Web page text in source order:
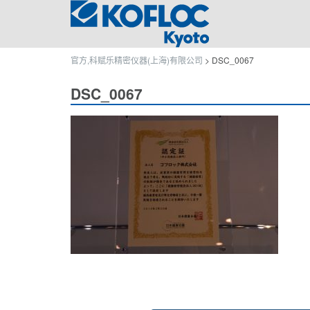
官方,科赋乐精密仪器(上海)有限公司 > DSC_0067
DSC_0067